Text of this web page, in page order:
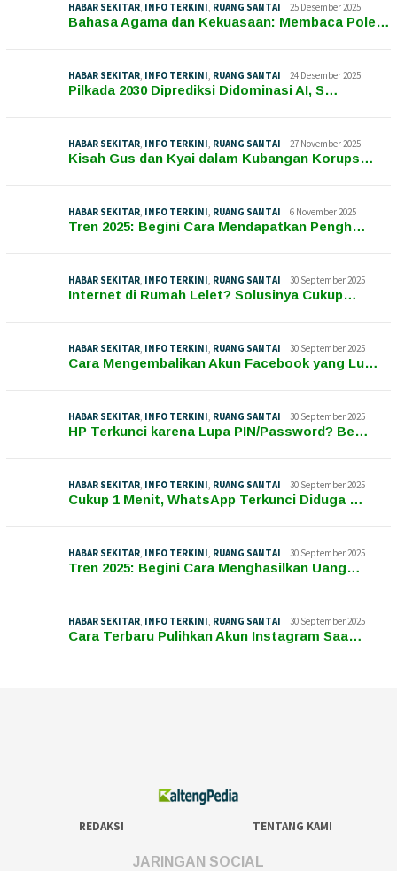
HABAR SEKITAR, INFO TERKINI, RUANG SANTAI 25 Desember 2025
Bahasa Agama dan Kekuasaan: Membaca Pole…
HABAR SEKITAR, INFO TERKINI, RUANG SANTAI 24 Desember 2025
Pilkada 2030 Diprediksi Didominasi AI, S…
HABAR SEKITAR, INFO TERKINI, RUANG SANTAI 27 November 2025
Kisah Gus dan Kyai dalam Kubangan Korups…
HABAR SEKITAR, INFO TERKINI, RUANG SANTAI 6 November 2025
Tren 2025: Begini Cara Mendapatkan Pengh…
HABAR SEKITAR, INFO TERKINI, RUANG SANTAI 30 September 2025
Internet di Rumah Lelet? Solusinya Cukup…
HABAR SEKITAR, INFO TERKINI, RUANG SANTAI 30 September 2025
Cara Mengembalikan Akun Facebook yang Lu…
HABAR SEKITAR, INFO TERKINI, RUANG SANTAI 30 September 2025
HP Terkunci karena Lupa PIN/Password? Be…
HABAR SEKITAR, INFO TERKINI, RUANG SANTAI 30 September 2025
Cukup 1 Menit, WhatsApp Terkunci Diduga …
HABAR SEKITAR, INFO TERKINI, RUANG SANTAI 30 September 2025
Tren 2025: Begini Cara Menghasilkan Uang…
HABAR SEKITAR, INFO TERKINI, RUANG SANTAI 30 September 2025
Cara Terbaru Pulihkan Akun Instagram Saa…
REDAKSI TENTANG KAMI
JARINGAN SOCIAL